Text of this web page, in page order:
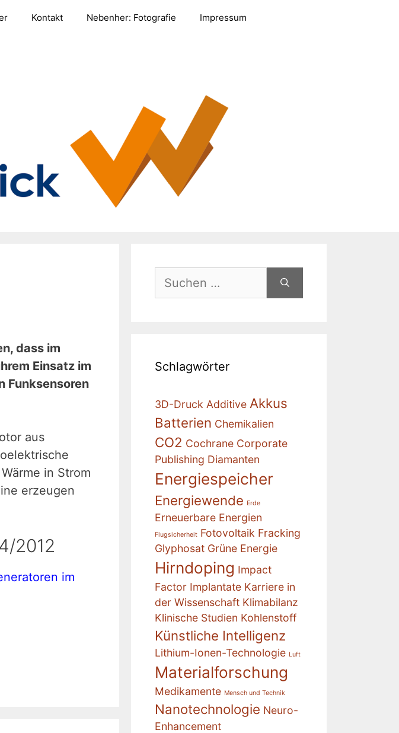
Kontakt Nebenher: Fotografie Impressum
dass im
Einsatz im
Funksensoren
aus
in Strom
erzeugen
2012
im
nach:
Schlagwörter
3D-Druck Additive Akkus
Batterien Chemikalien
CO2 Cochrane Corporate
Publishing Diamanten
Energiespeicher
Energiewende Erde
Erneuerbare Energien
Flugsicherheit Fotovoltaik Fracking
Glyphosat Grüne Energie
Hirndoping Impact
Factor Implantate Karriere in
der Wissenschaft Klimabilanz
Klinische Studien Kohlenstoff
Künstliche Intelligenz
Lithium-Ionen-Technologie Luft
Materialforschung
Medikamente Mensch und Technik
Nanotechnologie Neuro-
Enhancement